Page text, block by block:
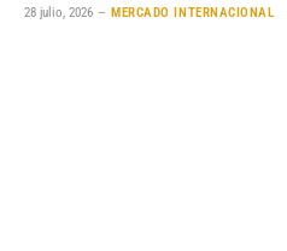
28 julio, 2026 MERCADO INTERNACIONAL